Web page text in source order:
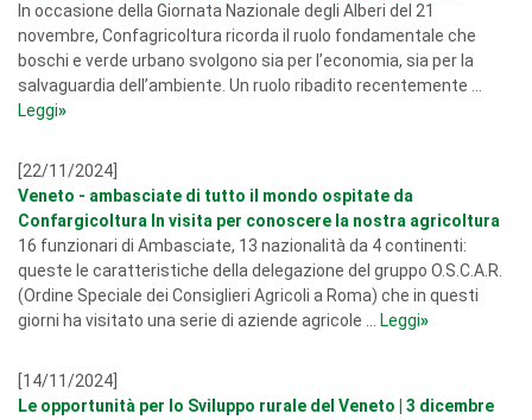
In occasione della Giornata Nazionale degli Alberi del 21
novembre, Confagricoltura ricorda il ruolo fondamentale che
boschi e verde urbano svolgono sia per l’economia, sia per la
salvaguardia dell’ambiente. Un ruolo ribadito recentemente ...
Leggi»
[22/11/2024]
Veneto - ambasciate di tutto il mondo ospitate da
Confargicoltura In visita per conoscere la nostra agricoltura
16 funzionari di Ambasciate, 13 nazionalità da 4 continenti:
queste le caratteristiche della delegazione del gruppo O.S.C.A.R.
(Ordine Speciale dei Consiglieri Agricoli a Roma) che in questi
giorni ha visitato una serie di aziende agricole ...
Leggi»
[14/11/2024]
Le opportunità per lo Sviluppo rurale del Veneto | 3 dicembre